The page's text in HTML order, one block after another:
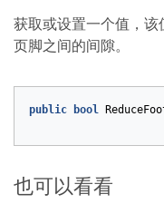
获取或设置一个值，
页脚之间的间隙。
public bool
也可以看看